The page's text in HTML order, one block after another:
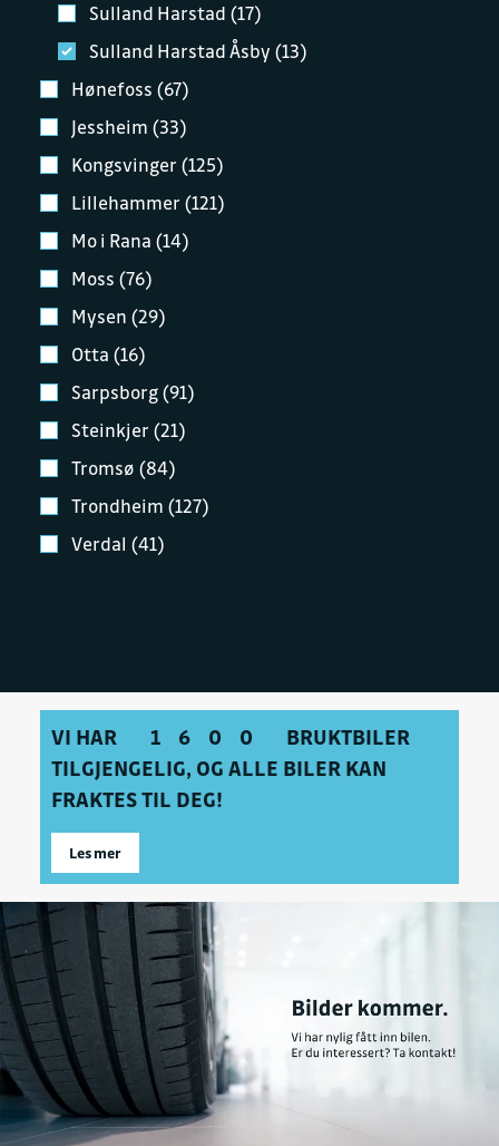
Sulland Harstad (17)
Sulland Harstad Åsby (13)
Hønefoss (67)
Jessheim (33)
Kongsvinger (125)
Lillehammer (121)
Mo i Rana (14)
Moss (76)
Mysen (29)
Otta (16)
Sarpsborg (91)
Steinkjer (21)
Tromsø (84)
Trondheim (127)
Verdal (41)
VI HAR 1600
BRUKTBILER
TILGJENGELIG, OG ALLE BILER KAN
FRAKTES TIL DEG!
Les mer